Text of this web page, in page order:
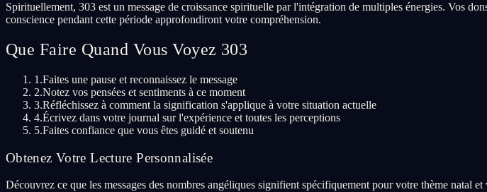
Spirituellement, 303 est un message de croissance spirituelle par l'intégration de multiples énergies. Vos
conscience pendant cette période approfondiront votre compréhension.
Que Faire Quand Vous Voyez 303
1.Faites une pause et reconnaissez le message
2.Notez vos pensées et sentiments à ce moment
3.Réfléchissez à comment la signification s'applique à votre situation actuelle
4.Écrivez dans votre journal sur l'expérience et toutes les perceptions
5.Faites confiance que vous êtes guidé et soutenu
Obtenez Votre Lecture Personnalisée
Découvrez ce que les messages des nombres angéliques signifient spécifiquement pour votre thème natal